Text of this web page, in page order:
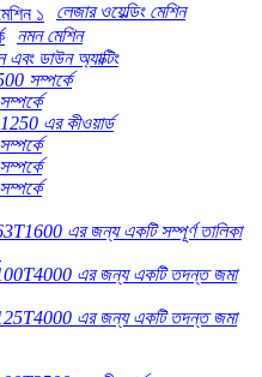
লেজার ওয়েল্ডিং মেশিন
নমন মেশিন
ডাউন অ্যাক্টিং
সম্পর্কে
এর কীওয়ার্ড
এর জন্য একটি সম্পূর্ণ তালিকা
এর জন্য একটি তদন্ত জমা
এর জন্য একটি তদন্ত জমা